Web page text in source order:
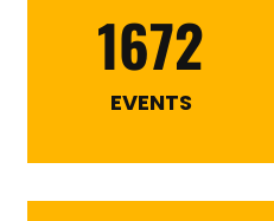
1672
EVENTS